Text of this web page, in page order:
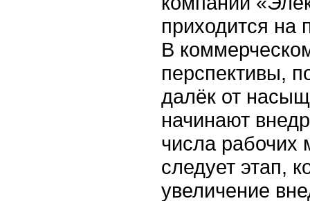
приходится на
В
перспективы,
далёк от
начинают
числа рабочих
следует этап,
увеличение